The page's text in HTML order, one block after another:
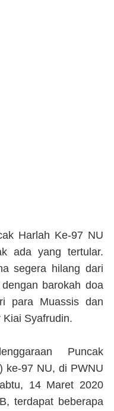
Harlah Ke-97 NU
ada yang tertular.
segera hilang dari
barokah doa
para Muassis dan
Syafrudin.
Puncak
ke-97 NU, di PWNU
14 Maret 2020
terdapat beberapa